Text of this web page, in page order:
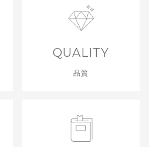
QUALITY
品質